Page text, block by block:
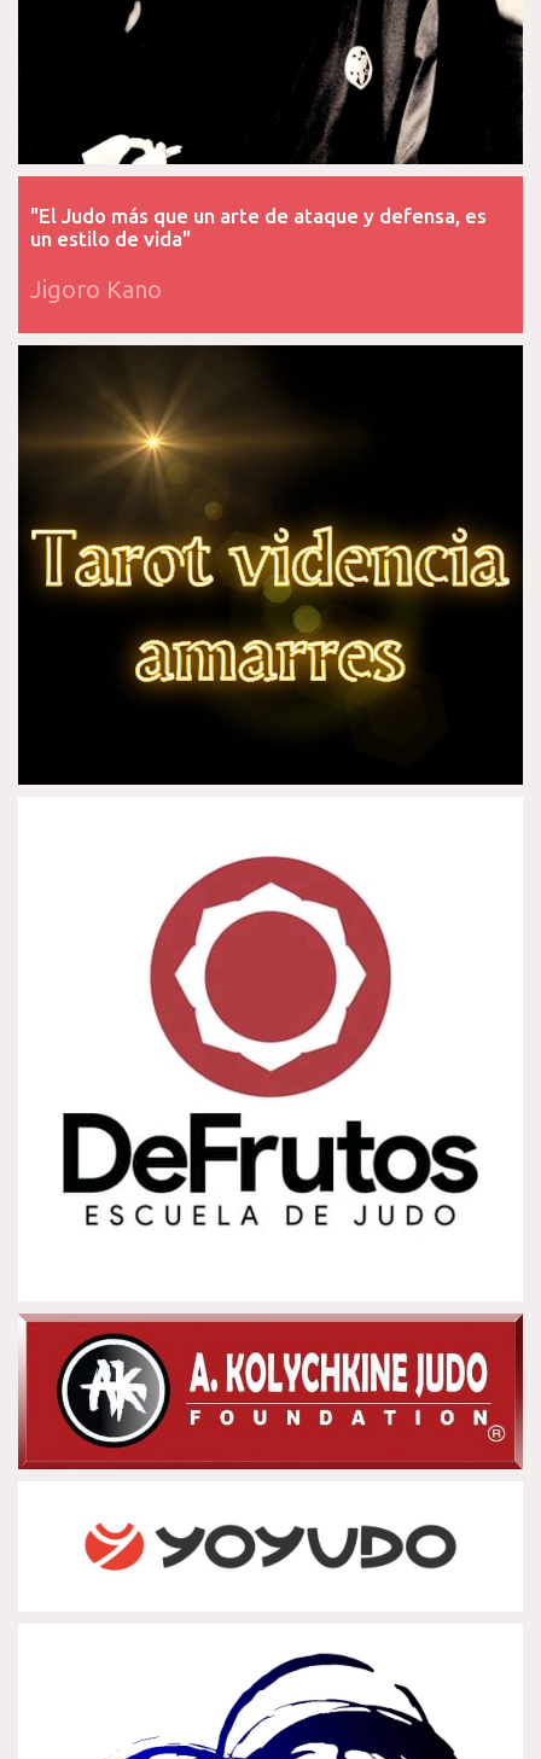
"El Judo más que un arte de ataque y defensa, es
un estilo de vida"
Jigoro Kano